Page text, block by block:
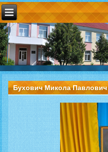
Бухович Микола Павлович